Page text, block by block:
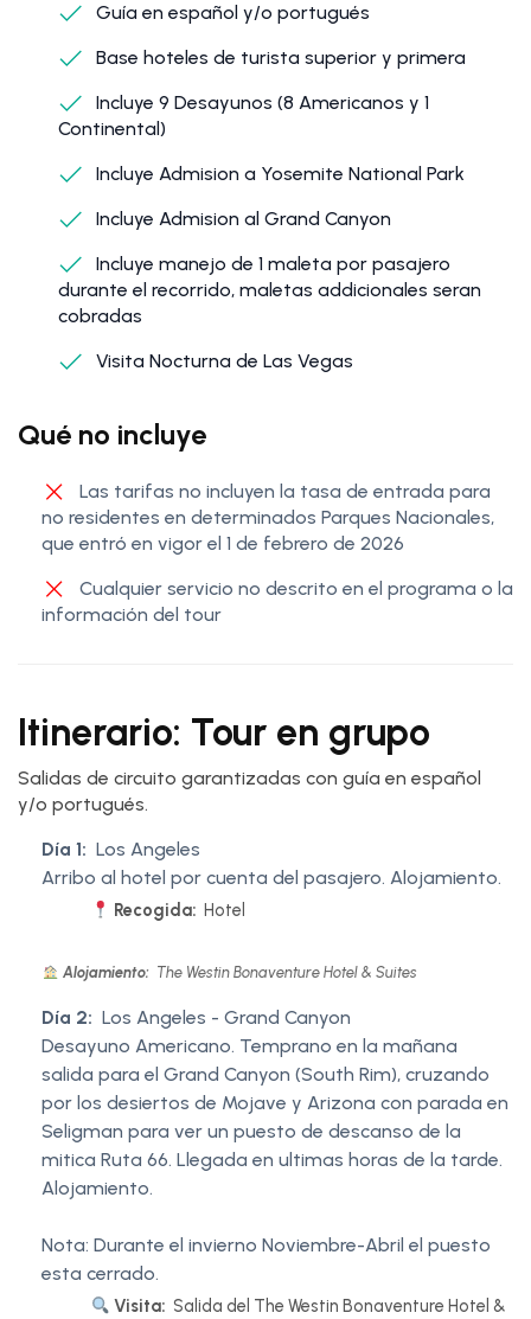
Guía en español y/o portugués
Base hoteles de turista superior y primera
Incluye 9 Desayunos (8 Americanos y 1
Continental)
Incluye Admision a Yosemite National Park
Incluye Admision al Grand Canyon
Incluye manejo de 1 maleta por pasajero
durante el recorrido, maletas addicionales seran
cobradas
Visita Nocturna de Las Vegas
Qué no incluye
Las tarifas no incluyen la tasa de entrada para
no residentes en determinados Parques Nacionales,
que entró en vigor el 1 de febrero de 2026
Cualquier servicio no descrito en el programa o la
información del tour
Itinerario: Tour en grupo
Salidas de circuito garantizadas con guía en español
y/o portugués.
Día 1: Los Angeles
Arribo al hotel por cuenta del pasajero. Alojamiento.
Recogida: Hotel
Alojamiento: The Westin Bonaventure Hotel & Suites
Día 2: Los Angeles - Grand Canyon
Desayuno Americano. Temprano en la mañana
salida para el Grand Canyon (South Rim), cruzando
por los desiertos de Mojave y Arizona con parada en
Seligman para ver un puesto de descanso de la
mitica Ruta 66. Llegada en ultimas horas de la tarde.
Alojamiento.
Nota: Durante el invierno Noviembre-Abril el puesto
esta cerrado.
Visita: Salida del The Westin Bonaventure Hotel &